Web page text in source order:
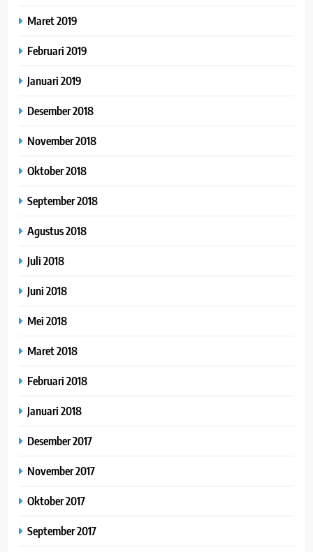
Maret 2019
Februari 2019
Januari 2019
Desember 2018
November 2018
Oktober 2018
September 2018
Agustus 2018
Juli 2018
Juni 2018
Mei 2018
Maret 2018
Februari 2018
Januari 2018
Desember 2017
November 2017
Oktober 2017
September 2017